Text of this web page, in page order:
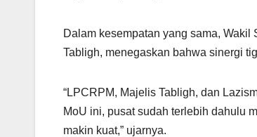
Dalam kesempatan yang sama,
Tabligh, menegaskan bahwa sinergi
“LPCRPM, Majelis Tabligh, dan
MoU ini, pusat sudah terlebih dahulu
makin kuat,” ujarnya.